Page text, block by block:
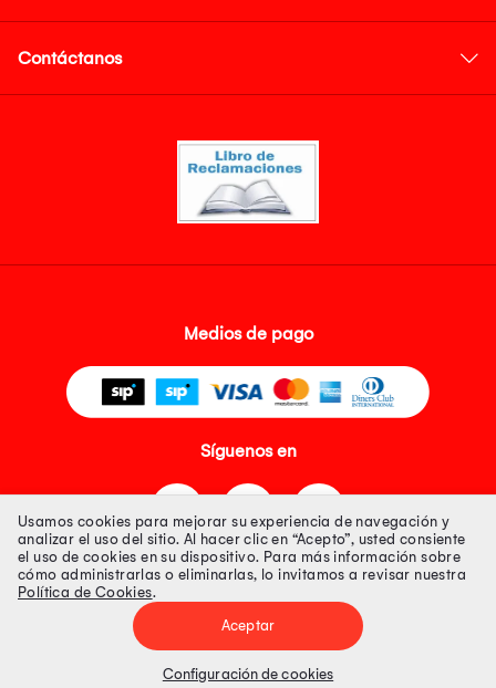
Contáctanos
Medios de pago
Síguenos en
Tienda 100% Segura
Tiendas Peruanas S.A. R.U.C. Nº 20493020618. Todos los derechos
Precios disponibles solo en www.oechsle.pe. Precios online publicados
Usamos cookies para mejorar su experiencia de navegación y
analizar el uso del sitio. Al hacer clic en “Acepto”, usted consiente
el uso de cookies en su dispositivo. Para más información sobre
cómo administrarlas o eliminarlas, lo invitamos a revisar nuestra
Política de Cookies.
Aceptar
Configuración de cookies